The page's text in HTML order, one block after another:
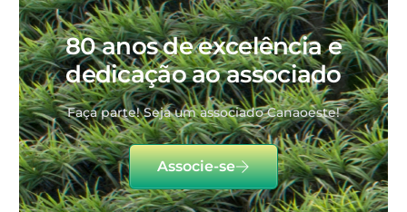
80 anos de excelência e
dedicação ao associado
Faça parte! Seja um associado Canaoeste!
Associe-se